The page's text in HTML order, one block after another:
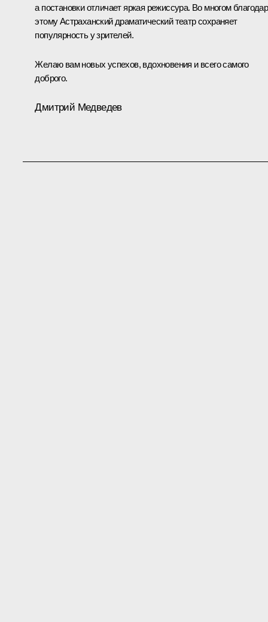
а постановки отличает яркая режиссура. Во многом
этому Астраханский драматический театр сохраняет
популярность у зрителей.
Желаю вам новых успехов, вдохновения и всего самого
доброго.
Дмитрий Медведев